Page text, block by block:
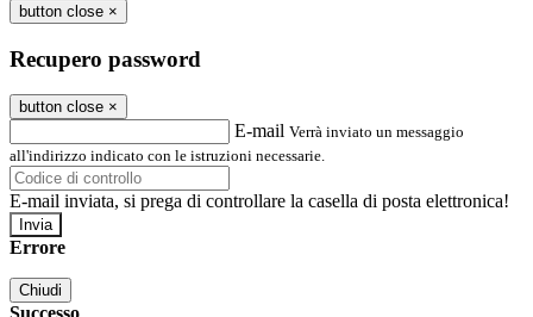
button close ×
Recupero password
button close ×
E-mail Verrà inviato un messaggio
all'indirizzo indicato con le istruzioni necessarie.
E-mail inviata, si prega di controllare la casella di posta elettronica!
Errore
Chiudi